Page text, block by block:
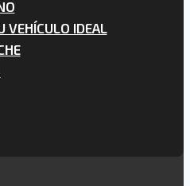
VEHÍCULO IDEAL